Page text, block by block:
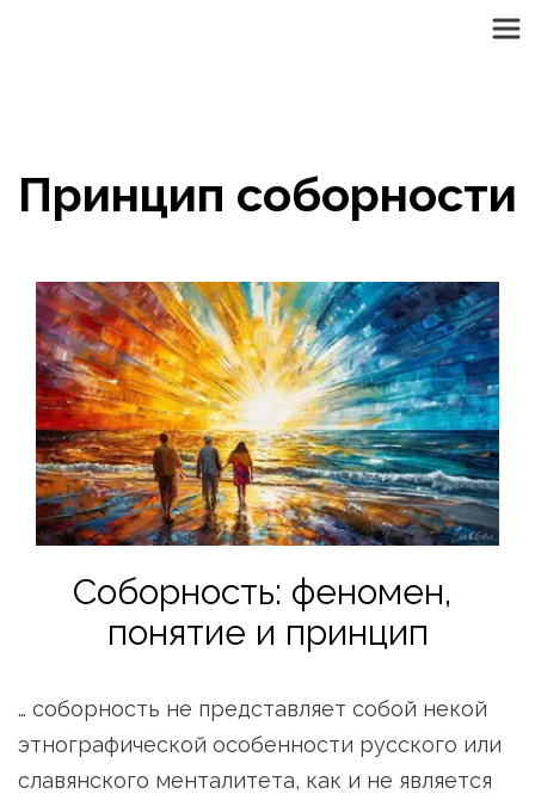
Принцип соборности
Соборность: феномен,
понятие и принцип
… соборность не представляет собой некой
этнографической особенности русского или
славянского менталитета, как и не является